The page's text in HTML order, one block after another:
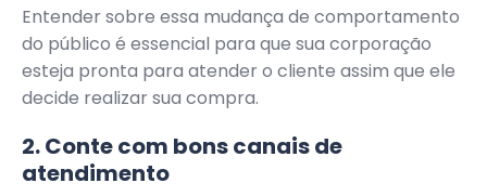
Entender sobre essa mudança de comportamento
do público é essencial para que sua corporação
esteja pronta para atender o cliente assim que ele
decide realizar sua compra.
2. Conte com bons canais de
atendimento